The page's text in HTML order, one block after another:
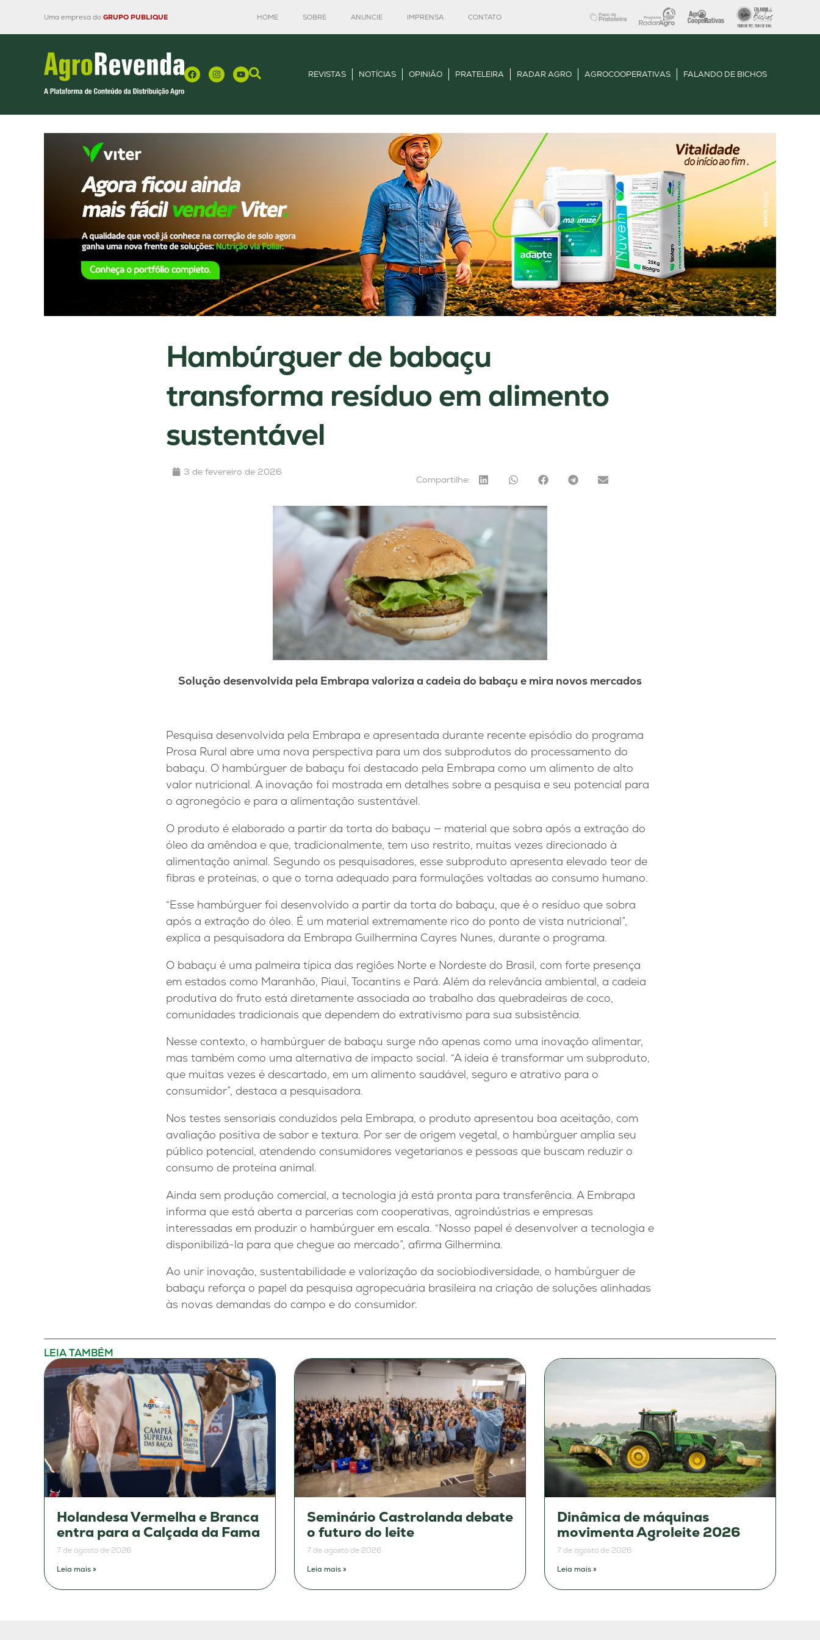
Uma empresa do GRUPO PUBLIQUE HOME SOBRE ANUNCIE IMPRENSA CONTATO
REVISTAS NOTÍCIAS OPINIÃO PRATELEIRA RADAR AGRO AGROCOOPERATIVAS FALANDO DE BICHOS
Hambúrguer de babaçu
transforma resíduo em alimento
sustentável
3 de fevereiro de 2026
Compartilhe:
Solução desenvolvida pela Embrapa valoriza a cadeia do babaçu e mira novos mercados
Pesquisa desenvolvida pela Embrapa e apresentada durante recente episódio do programa
Prosa Rural abre uma nova perspectiva para um dos subprodutos do processamento do
babaçu. O hambúrguer de babaçu foi destacado pela Embrapa como um alimento de alto
valor nutricional. A inovação foi mostrada em detalhes sobre a pesquisa e seu potencial para
o agronegócio e para a alimentação sustentável.
O produto é elaborado a partir da torta do babaçu — material que sobra após a extração do
óleo da amêndoa e que, tradicionalmente, tem uso restrito, muitas vezes direcionado à
alimentação animal. Segundo os pesquisadores, esse subproduto apresenta elevado teor de
fibras e proteínas, o que o torna adequado para formulações voltadas ao consumo humano.
“Esse hambúrguer foi desenvolvido a partir da torta do babaçu, que é o resíduo que sobra
após a extração do óleo. É um material extremamente rico do ponto de vista nutricional”,
explica a pesquisadora da Embrapa Guilhermina Cayres Nunes, durante o programa.
O babaçu é uma palmeira típica das regiões Norte e Nordeste do Brasil, com forte presença
em estados como Maranhão, Piauí, Tocantins e Pará. Além da relevância ambiental, a cadeia
produtiva do fruto está diretamente associada ao trabalho das quebradeiras de coco,
comunidades tradicionais que dependem do extrativismo para sua subsistência.
Nesse contexto, o hambúrguer de babaçu surge não apenas como uma inovação alimentar,
mas também como uma alternativa de impacto social. “A ideia é transformar um subproduto,
que muitas vezes é descartado, em um alimento saudável, seguro e atrativo para o
consumidor”, destaca a pesquisadora.
Nos testes sensoriais conduzidos pela Embrapa, o produto apresentou boa aceitação, com
avaliação positiva de sabor e textura. Por ser de origem vegetal, o hambúrguer amplia seu
público potencial, atendendo consumidores vegetarianos e pessoas que buscam reduzir o
consumo de proteína animal.
Ainda sem produção comercial, a tecnologia já está pronta para transferência. A Embrapa
informa que está aberta a parcerias com cooperativas, agroindústrias e empresas
interessadas em produzir o hambúrguer em escala. “Nosso papel é desenvolver a tecnologia e
disponibilizá-la para que chegue ao mercado”, afirma Gilhermina.
Ao unir inovação, sustentabilidade e valorização da sociobiodiversidade, o hambúrguer de
babaçu reforça o papel da pesquisa agropecuária brasileira na criação de soluções alinhadas
às novas demandas do campo e do consumidor.
LEIA TAMBÉM
Holandesa Vermelha e Branca
entra para a Calçada da Fama
7 de agosto de 2026
Leia mais »
Seminário Castrolanda debate
o futuro do leite
7 de agosto de 2026
Leia mais »
Dinâmica de máquinas
movimenta Agroleite 2026
7 de agosto de 2026
Leia mais »